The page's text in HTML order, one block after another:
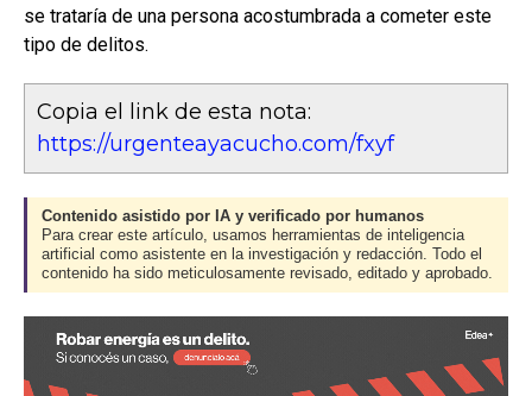
se trataría de una persona acostumbrada a cometer este
tipo de delitos.
Copia el link de esta nota:
https://urgenteayacucho.com/fxyf
Contenido asistido por IA y verificado por humanos
Para crear este artículo, usamos herramientas de inteligencia
artificial como asistente en la investigación y redacción. Todo el
contenido ha sido meticulosamente revisado, editado y aprobado.